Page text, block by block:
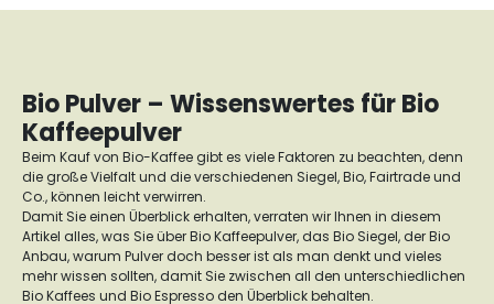
Bio Pulver – Wissenswertes für Bio
Kaffeepulver
Beim Kauf von Bio-Kaffee gibt es viele Faktoren zu beachten, denn
die große Vielfalt und die verschiedenen Siegel, Bio, Fairtrade und
Co., können leicht verwirren.
Damit Sie einen Überblick erhalten, verraten wir Ihnen in diesem
Artikel alles, was Sie über Bio Kaffeepulver, das Bio Siegel, der Bio
Anbau, warum Pulver doch besser ist als man denkt und vieles
mehr wissen sollten, damit Sie zwischen all den unterschiedlichen
Bio Kaffees und Bio Espresso den Überblick behalten.